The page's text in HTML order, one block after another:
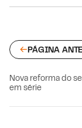
PÁGINA
Nova reforma do
em série